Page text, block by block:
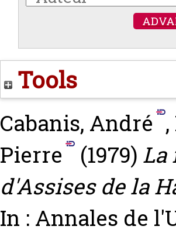
Tools
Cabanis, André ,
Pierre
(1979) La
d'Assises de la
In : Annales de